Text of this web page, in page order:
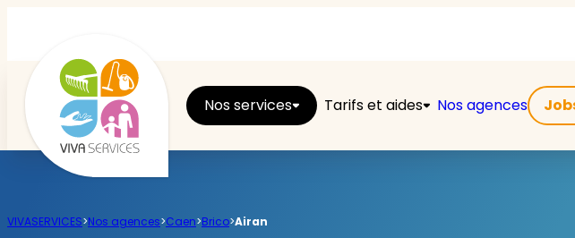
Nos services Tarifs et aides Nos agences
VIVASERVICES>Nos agences>Caen>Brico>Airan